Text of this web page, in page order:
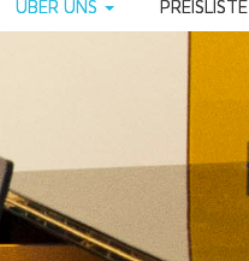
ÜBER UNS PREISLISTE